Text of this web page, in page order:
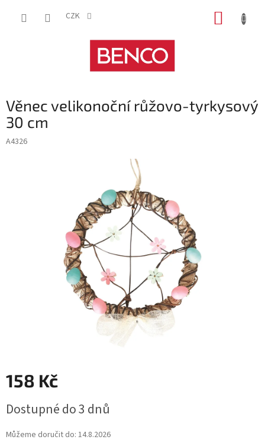
CZK
Věnec velikonoční růžovo-tyrkysový
30 cm
A4326
158 Kč
cena:
Dostupné do 3 dnů
Můžeme doručit do: 14.8.2026